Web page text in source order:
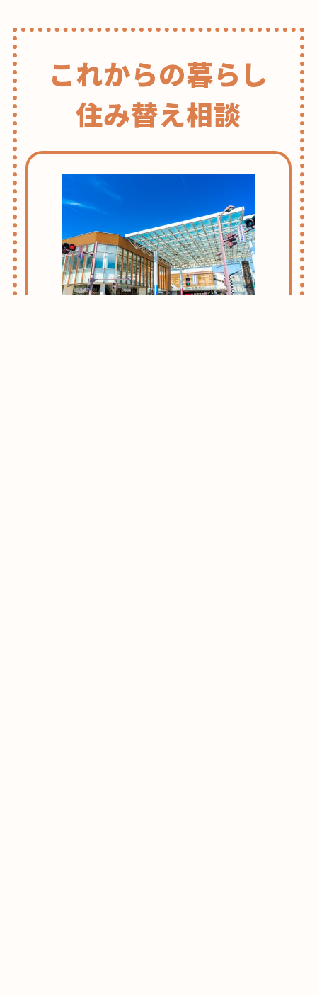
これからの暮らし
住み替え相談